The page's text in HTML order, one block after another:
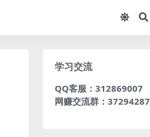
学习交流
QQ客服：312869007
网赚交流群：37294287